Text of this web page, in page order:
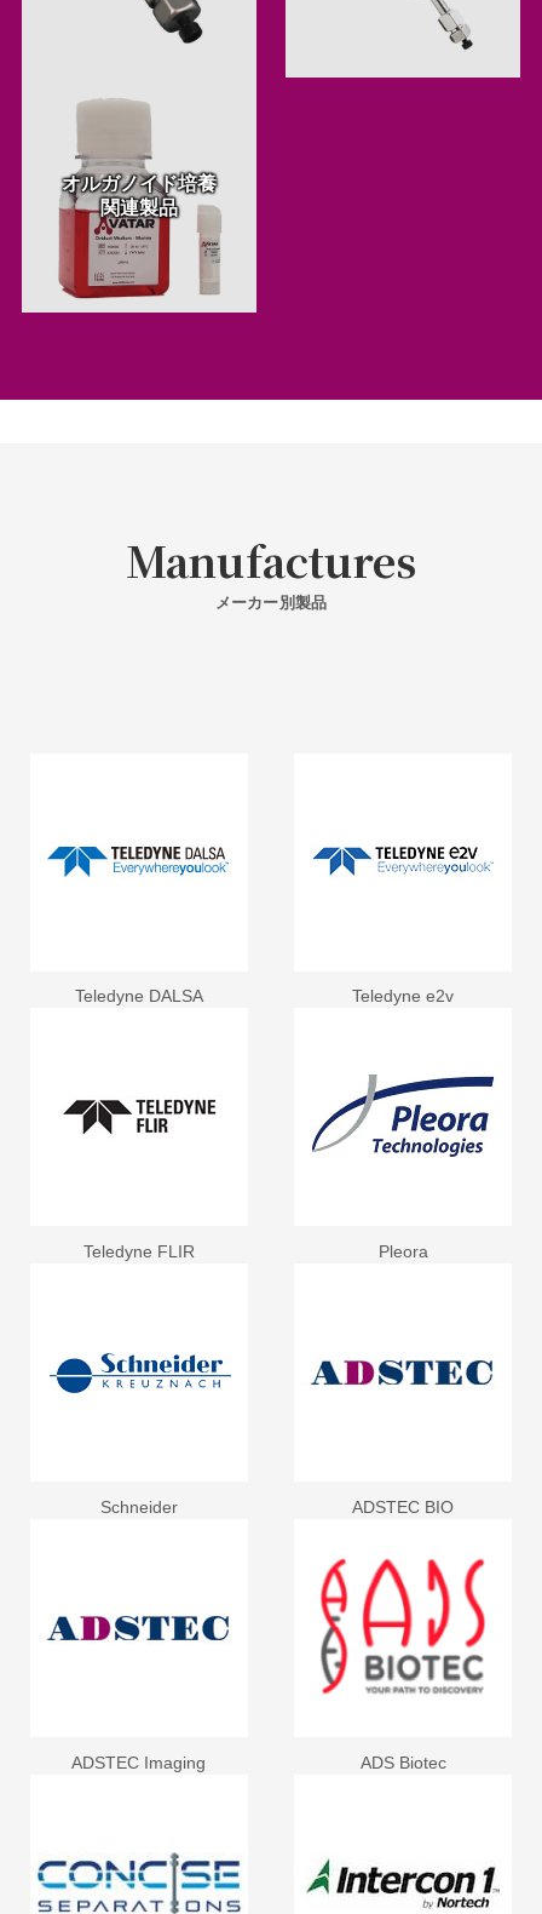
オルガノイド培養
関連製品
Manufactures
メーカー別製品
Teledyne DALSA Teledyne e2v
Teledyne FLIR Pleora
Schneider ADSTEC BIO
ADSTEC Imaging ADS Biotec